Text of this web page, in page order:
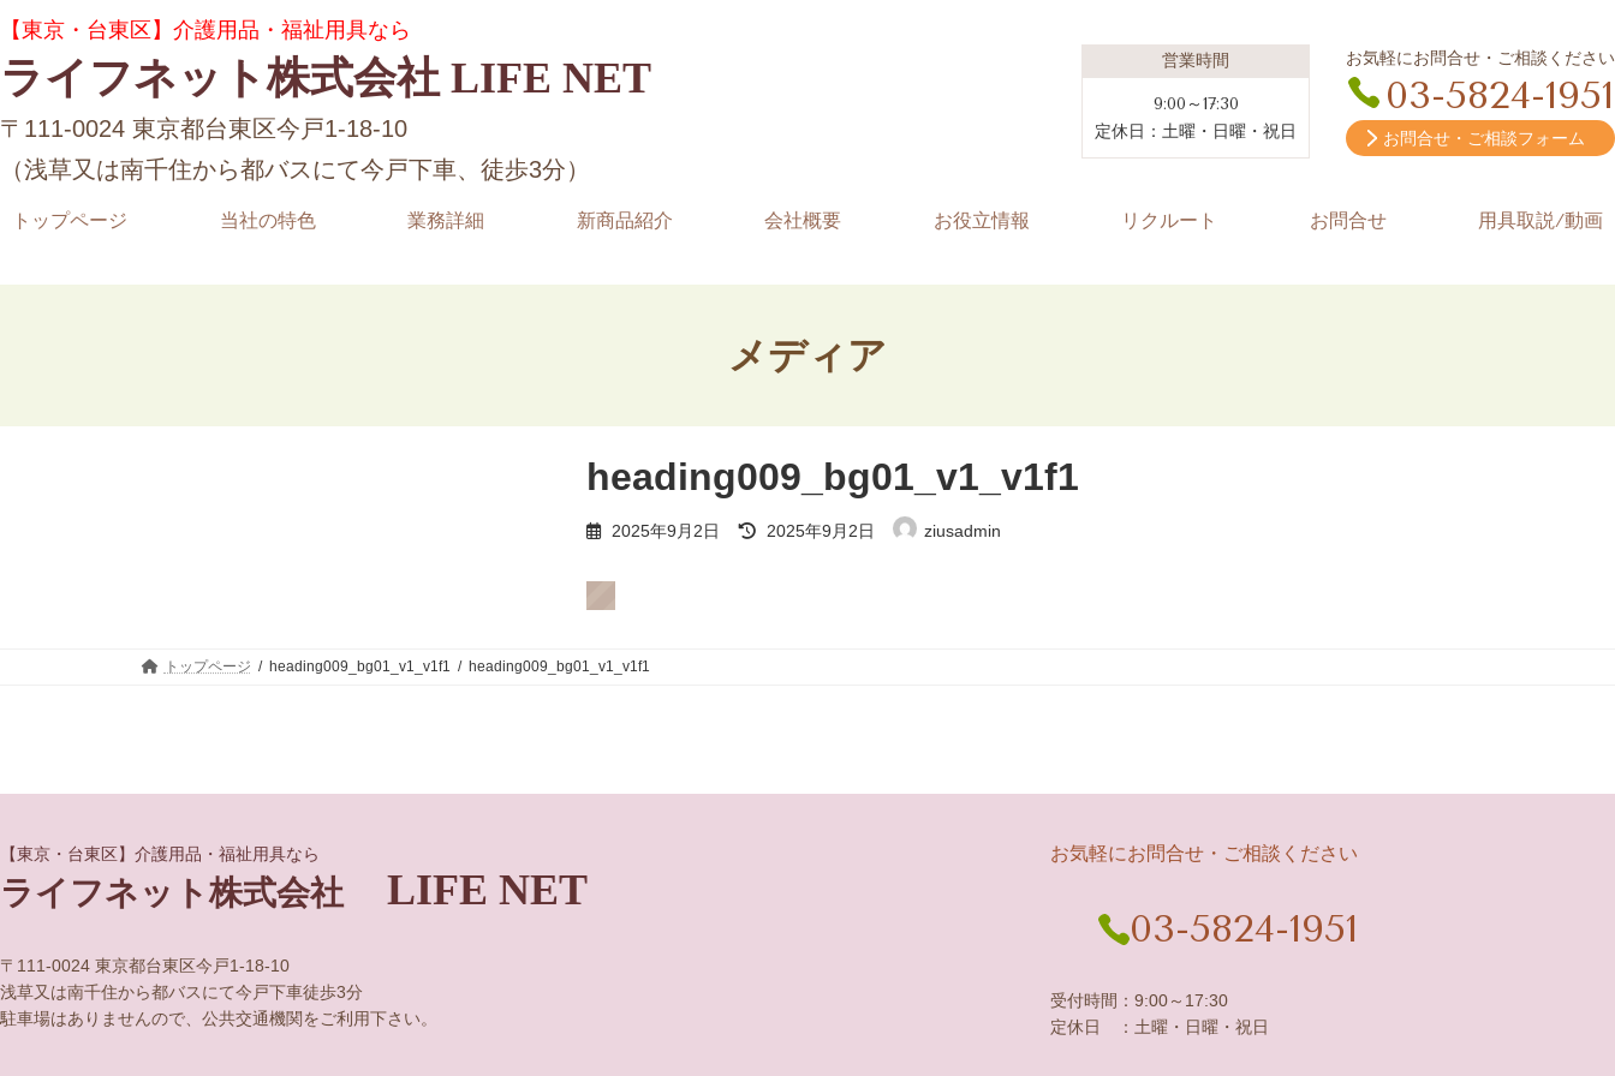
ン
テ
へ
ス
キ
ビ
ゲ
ョ
ン
に
【東京・台東区】介護用品・福祉用具なら
ライフネット株式会社 LIFE NET
グ
ー
プ
リ
ク
〒111-0024 東京都台東区今戸1-18-10
（浅草又は南千住から都バスにて今戸下車、徒歩3分）
営業時間
9:00～17:30
定休日：土曜・日曜・祝日
お気軽にお問合せ・ご相談ください
03-5824-1951
お問合せ・ご相談フォーム
トップページ 当社の特色 業務詳細 新商品紹介 会社概要 お役立情報 リクルート お問合せ 用具取説/動画
メディア
heading009_bg01_v1_v1f1
2025年9月2日
最
終
2025年9月2日 ziusadmin
トップページ heading009_bg01_v1_v1f1 heading009_bg01_v1_v1f1
【東京・台東区】介護用品・福祉用具なら
ライフネット株式会社 LIFE NET
グ
ル
ー
リ
ン
ク
グ
ル
ー
リ
ン
ク
〒111-0024 東京都台東区今戸1-18-10
浅草又は南千住から都バスにて今戸下車徒歩3分
駐車場はありませんので、公共交通機関をご利用下さい。
お気軽にお問合せ・ご相談ください
03-5824-1951
受付時間：9:00～17:30
定休日 ：土曜・日曜・祝日